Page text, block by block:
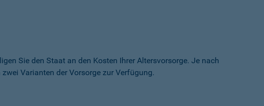
Sie den Staat an den Kosten Ihrer Altersvorsorge. Je nach
Varianten der Vorsorge zur Verfügung.